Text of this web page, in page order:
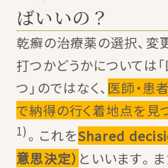
ばいいの？
乾癬の治療薬の選択、変
打つかどうかについては
つ」のではなく、 医師・患
で納得の行く着地点を見
1)。これをShared
意思決定） といいます。